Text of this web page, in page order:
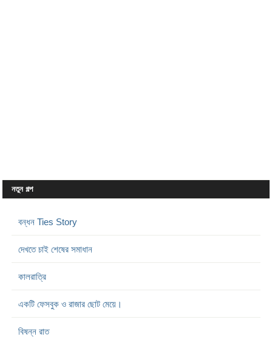
নতুন গল্প
বন্ধন Ties Story
দেখতে চাই শেষের সমাধান
কালরাত্রি
একটি ফেসবুক ও রাজার ছোট মেয়ে।
বিষন্ন রাত